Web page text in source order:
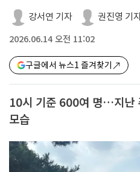
강서연 기자 권진영 기
2026.06.14 오전 11:02
구글에서 뉴스1 즐겨찾기
10시 기준 600여 명…지난
모습